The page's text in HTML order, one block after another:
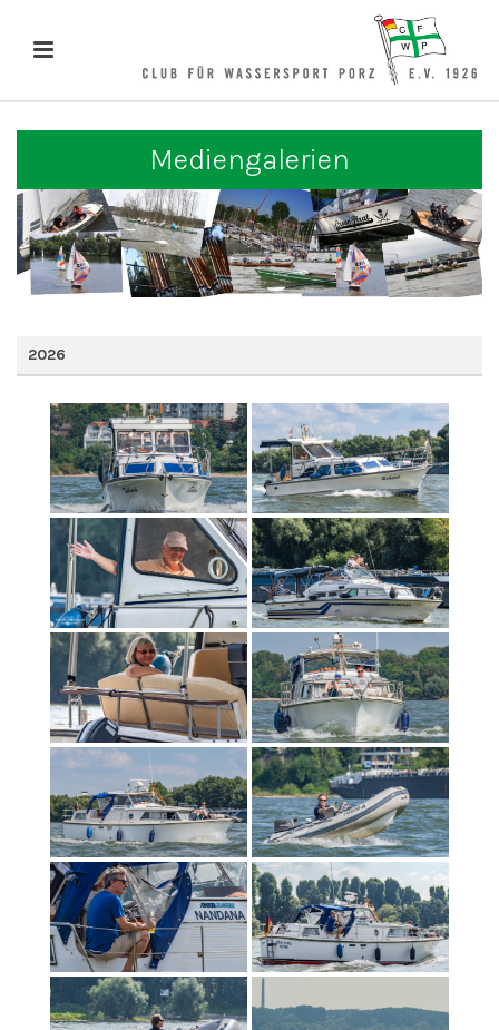
Mediengalerien
2026